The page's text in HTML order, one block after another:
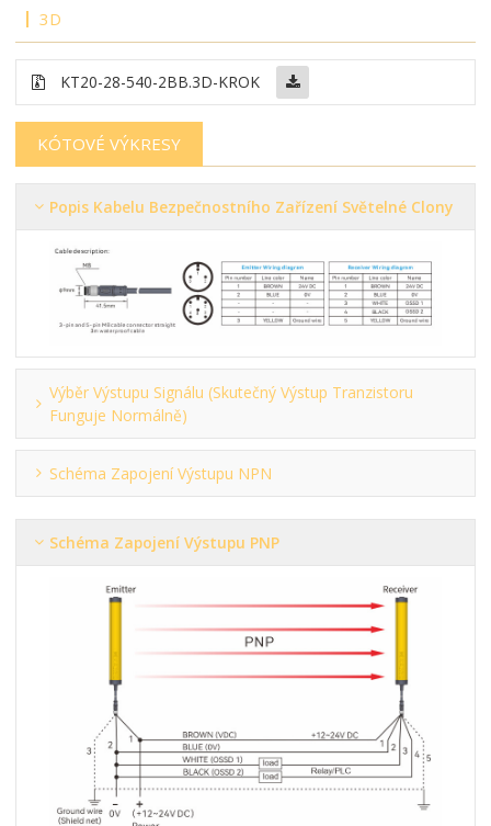
3D
KT20-28-540-2BB.3D-KROK
KÓTOVÉ VÝKRESY
Popis Kabelu Bezpečnostního Zařízení Světelné Clony
Výběr Výstupu Signálu (skutečný Výstup Tranzistoru
Funguje Normálně)
Schéma Zapojení Výstupu NPN
Schéma Zapojení Výstupu PNP